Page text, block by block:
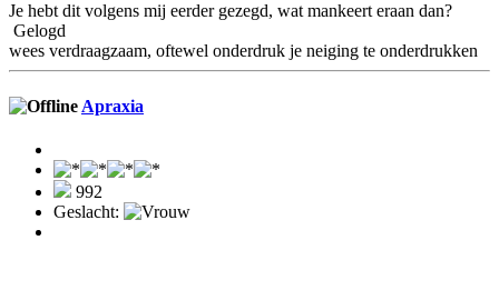
Je hebt dit volgens mij eerder gezegd, wat mankeert eraan dan?
Gelogd
wees verdraagzaam, oftewel onderdruk je neiging te onderdrukken
Apraxia
992
Geslacht: